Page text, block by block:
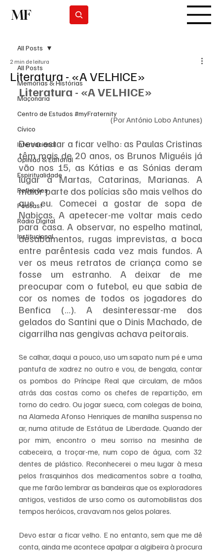
MF
All Posts
Memórias & Histórias
Maçonaria
Centro de Estudos #myFraternity
Cívico
Internacional
Opinião & Editorial
Espiritualidade
Reflexões
Podcast
Rádio Digital
Institucional
All Posts
Literatura - «A VELHICE»
2 min de leitura
Literatura - «A VELHICE»
(Por António Lobo Antunes)
Devo estar a ficar velho: as Paulas Cristinas
têm mais de 20 anos, os Brunos Miguéis já
vão nos 15, as Kátias e as Sónias deram
lugar a Martas, Catarinas, Marianas. A
maior parte dos polícias são mais velhos do
que eu. Comecei a gostar de sopa de
Nabiças. A apetecer-me voltar mais cedo
para casa. A observar, no espelho matinal,
desabamentos, rugas imprevistas, a boca
entre parêntesis cada vez mais fundos. A
ver os meus retratos de criança como se
fosse um estranho. A deixar de me
preocupar com o futebol, eu que sabia de
cor os nomes de todos os jogadores do
Benfica (…). A desinteressar-me dos
gelados do Santini que o Dinis Machado, de
cigarrilha nas gengivas achava peitorais.
Se calhar, daqui a pouco, uso um sapato num pé e uma
pantufa de xadrez no outro e vou, de bengala, contar
os pombos do Príncipe Real que circulam, de mãos
atrás das costas como os chefes de repartição, em
torno do cedro. Ou jogar sueca, com colegas de boina,
na Alameda Afonso Henriques de manilha suspensa no
ar, numa atitude de Estátua de Liberdade. Quando der
por mim, encontro o meu sorriso na mesinha de
cabeceira, a troçar-me, num copo de água, com 32
dentes de plástico. Reconhecerei o meu lugar à mesa
pelos frasquinhos dos medicamentos sobre a toalha,
que me farão lembrar as bandeiras que os exploradores
antigos, vestidos de urso como os automobilistas dos
tempos heróicos, cravavam nos gelos polares.
Devo estar a ficar velho. E no entanto, sem que me dê
conta, ainda me acontece apalpar a algibeira à procura